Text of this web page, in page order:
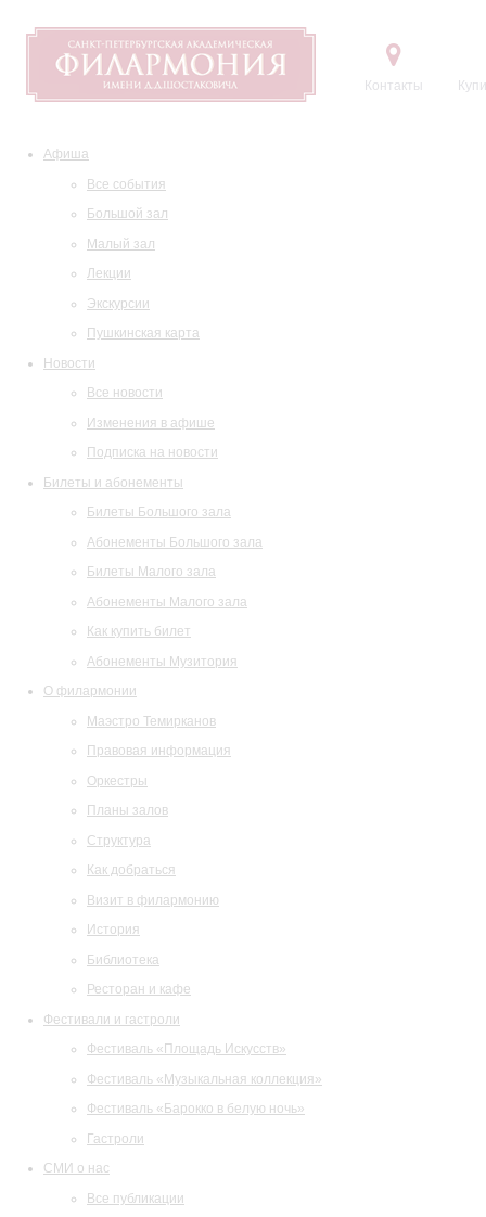
Контакты
Афиша
Все события
Большой зал
Малый зал
Лекции
Экскурсии
Пушкинская карта
Новости
Все новости
Изменения в афише
Подписка на новости
Билеты и абонементы
Билеты Большого зала
Абонементы Большого зала
Билеты Малого зала
Абонементы Малого зала
Как купить билет
Абонементы Музитория
О филармонии
Маэстро Темирканов
Правовая информация
Оркестры
Планы залов
Структура
Как добраться
Визит в филармонию
История
Библиотека
Ресторан и кафе
Фестивали и гастроли
Фестиваль «Площадь Искусств»
Фестиваль «Музыкальная коллекция»
Фестиваль «Барокко в белую ночь»
Гастроли
СМИ о нас
Все публикации